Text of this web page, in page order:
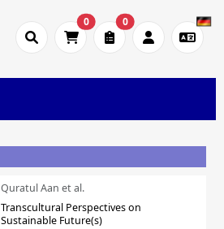
0 0
Quratul Aan et al.
Transcultural Perspectives on
Sustainable Future(s)